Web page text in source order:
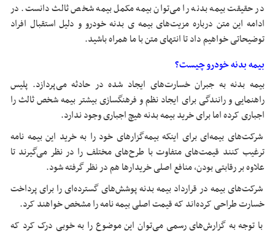
در حقیقت بیمه بدنه را می‌توان بیمه مکمل بیمه شخص ثالث دانست. در
ادامه این متن درباره مزیت‌های بیمه ی بدنه خودرو و دلیل استقبال افراد
توضیحاتی خواهیم داد تا انتهای متن با ما همراه باشید.
بیمه بدنه خودرو چیست؟
بیمه بدنه به جبران خسارت‌های ایجاد شده در حادثه می‌پردازد. پلیس
راهنمایی و رانندگی برای ایجاد نظم و فرهنگسازی بیشتر بیمه شخص ثالث را
اجباری کرده اما برای خرید بیمه بدنه هیچ اجباری وجود ندارد.
شرکت‌های بیمه‌ای برای اینکه بیمه‌گزارهای خود را به خرید این بیمه نامه
ترغیب کنند قیمت‌های متفاوت با طرح‌های مختلف را در نظر می‌گیرند تا
علاوه بر رقابتی بودن، منافع اصلی خریدار‌ها هم در نظر گرفته شود.
شرکت‌های بیمه در قرارداد بیمه بدنه پوشش‌های گسترده‌ای را برای پرداخت
خسارت طراحی کرده‌اند که قیمت اصلی بیمه نامه را مشخص خواهند کرد.
با توجه به گزارش‌های رسمی‌ می‌توان این موضوع را به خوبی درک کرد که